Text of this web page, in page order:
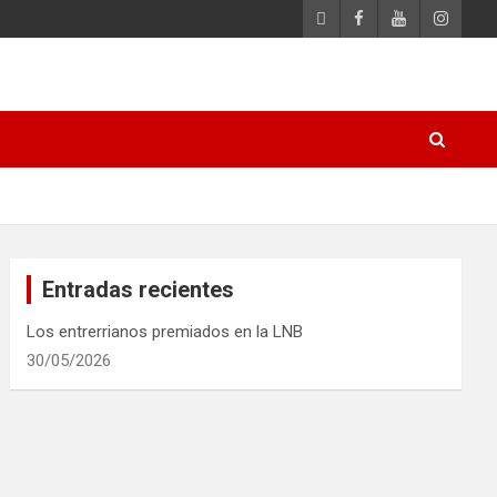
Entradas recientes
Los entrerrianos premiados en la LNB
30/05/2026